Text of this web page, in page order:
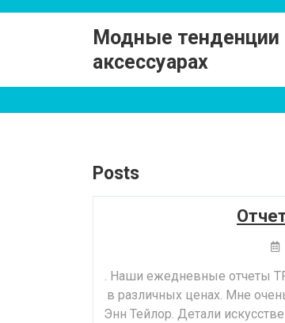
Модные тенденции
аксессуарах
Posts
. Наши ежедневные отчеты
в различных ценах. Мне
Энн Тейлор. Детали